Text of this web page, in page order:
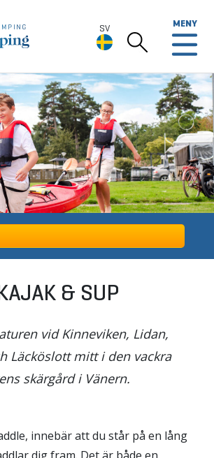
SV
SV
Deutsch
English
MENY
& SUP
vid Kinneviken, Lidan,
Läcköslott mitt i den vackra
skärgård i Vänern.
innebär att du står på en lång